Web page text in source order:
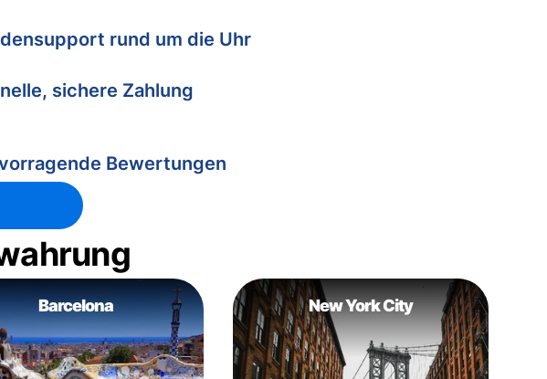
rund um die Uhr
sichere Zahlung
Bewertungen
Barcelona New York City